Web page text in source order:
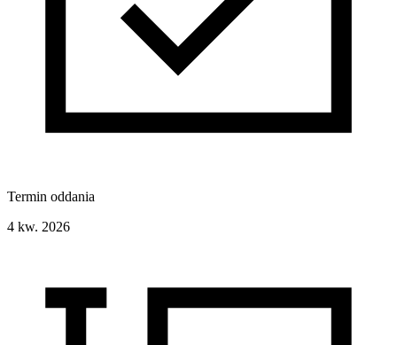
Termin oddania
4 kw. 2026